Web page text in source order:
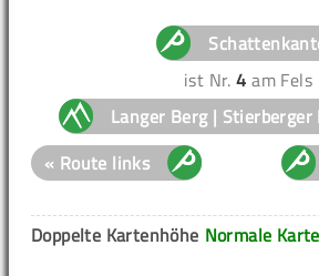
ist Nr.4 am Fels
Langer Berg | Stierberger
« Route links
Normale
Doppelte Kartenhöhe